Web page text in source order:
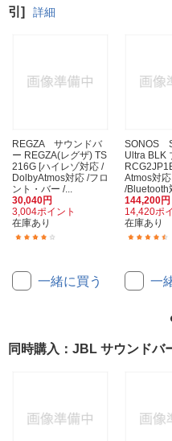
引] 詳細
REGZA サウンドバ
ー REGZA(レグザ) TS
216G [ハイレゾ対応 /
DolbyAtmos対応 /フロ
ント・バー /...
30,040円
3,004ポイント
在庫あり
一緒に買う
SONOS
Ultra BLK
Atmos対
/Bluetooth
144,200円
14,420ポ
在庫あり
一
同時購入：JBL サウンドバ